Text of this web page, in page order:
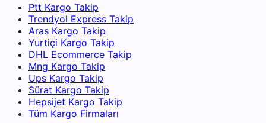
Ptt Kargo Takip
Trendyol Express Takip
Aras Kargo Takip
Yurtiçi Kargo Takip
DHL Ecommerce Takip
Mng Kargo Takip
Ups Kargo Takip
Sürat Kargo Takip
Hepsijet Kargo Takip
Tüm Kargo Firmaları